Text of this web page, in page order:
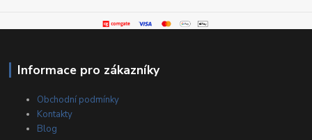
Informace pro zákazníky
Obchodní podmínky
Kontakty
Blog